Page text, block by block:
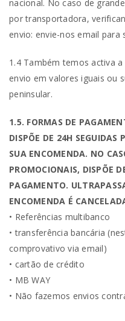
nacional. No caso de
por transportadora,
envio: envie-nos email
1.4 Também temos activa
envio em valores iguais ou
peninsular.
1.5. FORMAS DE
DISPÕE DE 24H
SUA ENCOMENDA. NO
PROMOCIONAIS, DISPÕE
PAGAMENTO.
ENCOMENDA É
• Referências multibanco
• transferência bancária
comprovativo via email)
• cartão de crédito
• MB WAY
• Não fazemos envios